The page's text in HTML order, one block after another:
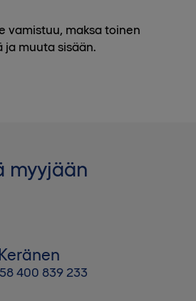
vamistuu, maksa toinen
ja muuta sisään.
myyjään
400 839 233